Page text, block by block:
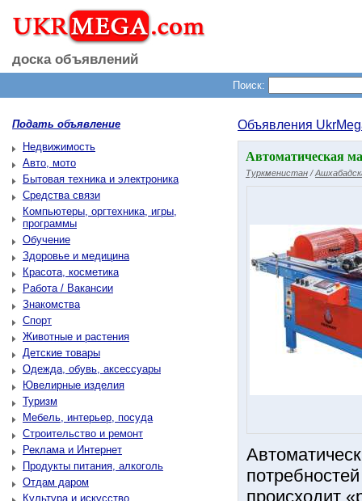
доска объявлений
Поиск:
Подать объявление
Недвижимость
Авто, мото
Бытовая техника и электроника
Средства связи
Компьютеры, оргтехника, игры,
программы
Обучение
Здоровье и медицина
Красота, косметика
Работа / Вакансии
Знакомства
Спорт
Животные и растения
Детские товары
Одежда, обувь, аксессуары
Ювелирные изделия
Туризм
Мебель, интерьер, посуда
Строительство и ремонт
Реклама и Интернет
Продукты питания, алкоголь
Отдам даром
Культура и искусство
Объявления
Автоматическая
Туркменистан /
происходит